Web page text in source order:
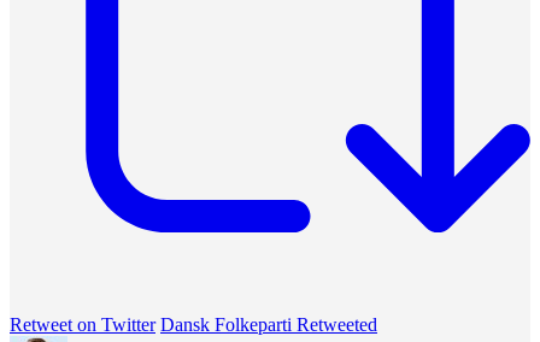
Retweet on Twitter Dansk Folkeparti Retweeted